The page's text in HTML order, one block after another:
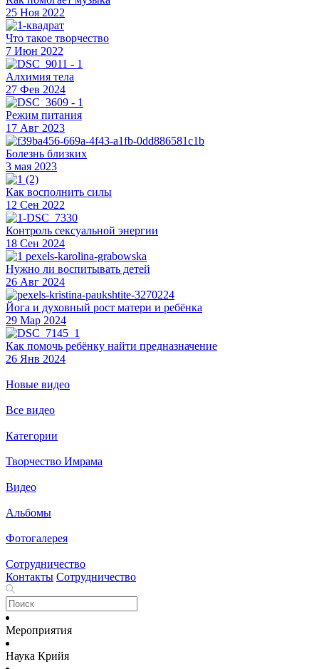
25 Ноя 2022
Что такое творчество
7 Июн 2022
Алхимия тела
27 Фев 2024
Режим питания
17 Авг 2023
Болезнь близких
3 мая 2023
Как восполнить силы
12 Сен 2022
Контроль сексуальной энергии
18 Сен 2024
Нужно ли воспитывать детей
26 Авг 2024
Йога и духовный рост матери и ребёнка
29 Мар 2024
Как помочь ребёнку найти предназначение
26 Янв 2024
Новые видео
Все видео
Категории
Творчество Имрама
Видео
Альбомы
Фотогалерея
Сотрудничество
Контакты Сотрудничество
Мероприятия
Наука Крийя